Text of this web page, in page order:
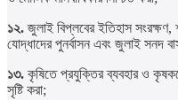
১২. জুলাই বিপ্লবের ইতিহাস
যোদ্ধাদের পুনর্বাসন এবং জুলাই সনদ
১৩. কৃষিতে প্রযুক্তির ব্যবহার ও
সৃষ্টি করা;